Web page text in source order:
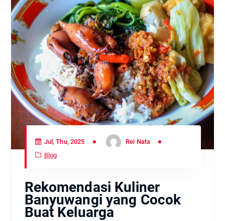
Jul, Thu, 2025
Rei Nata
Blog
Rekomendasi Kuliner
Banyuwangi yang Cocok
Buat Keluarga